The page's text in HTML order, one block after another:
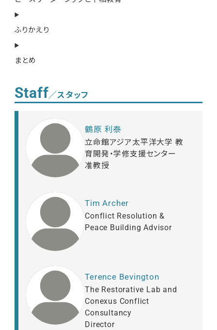
ふりかえり
まとめ
Staff／スタッフ
鶴原 利泰
立命館アジア太平洋大学 教
育開発・学修支援センター
准教授
Tim Archer
Conflict Resolution &
Peace Building Advisor
Terence Bevington
The Restorative Lab and
Conexus Conflict
Consultancy
Director